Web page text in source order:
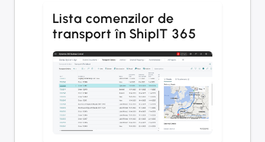
Lista comenzilor de
transport în ShipIT 365